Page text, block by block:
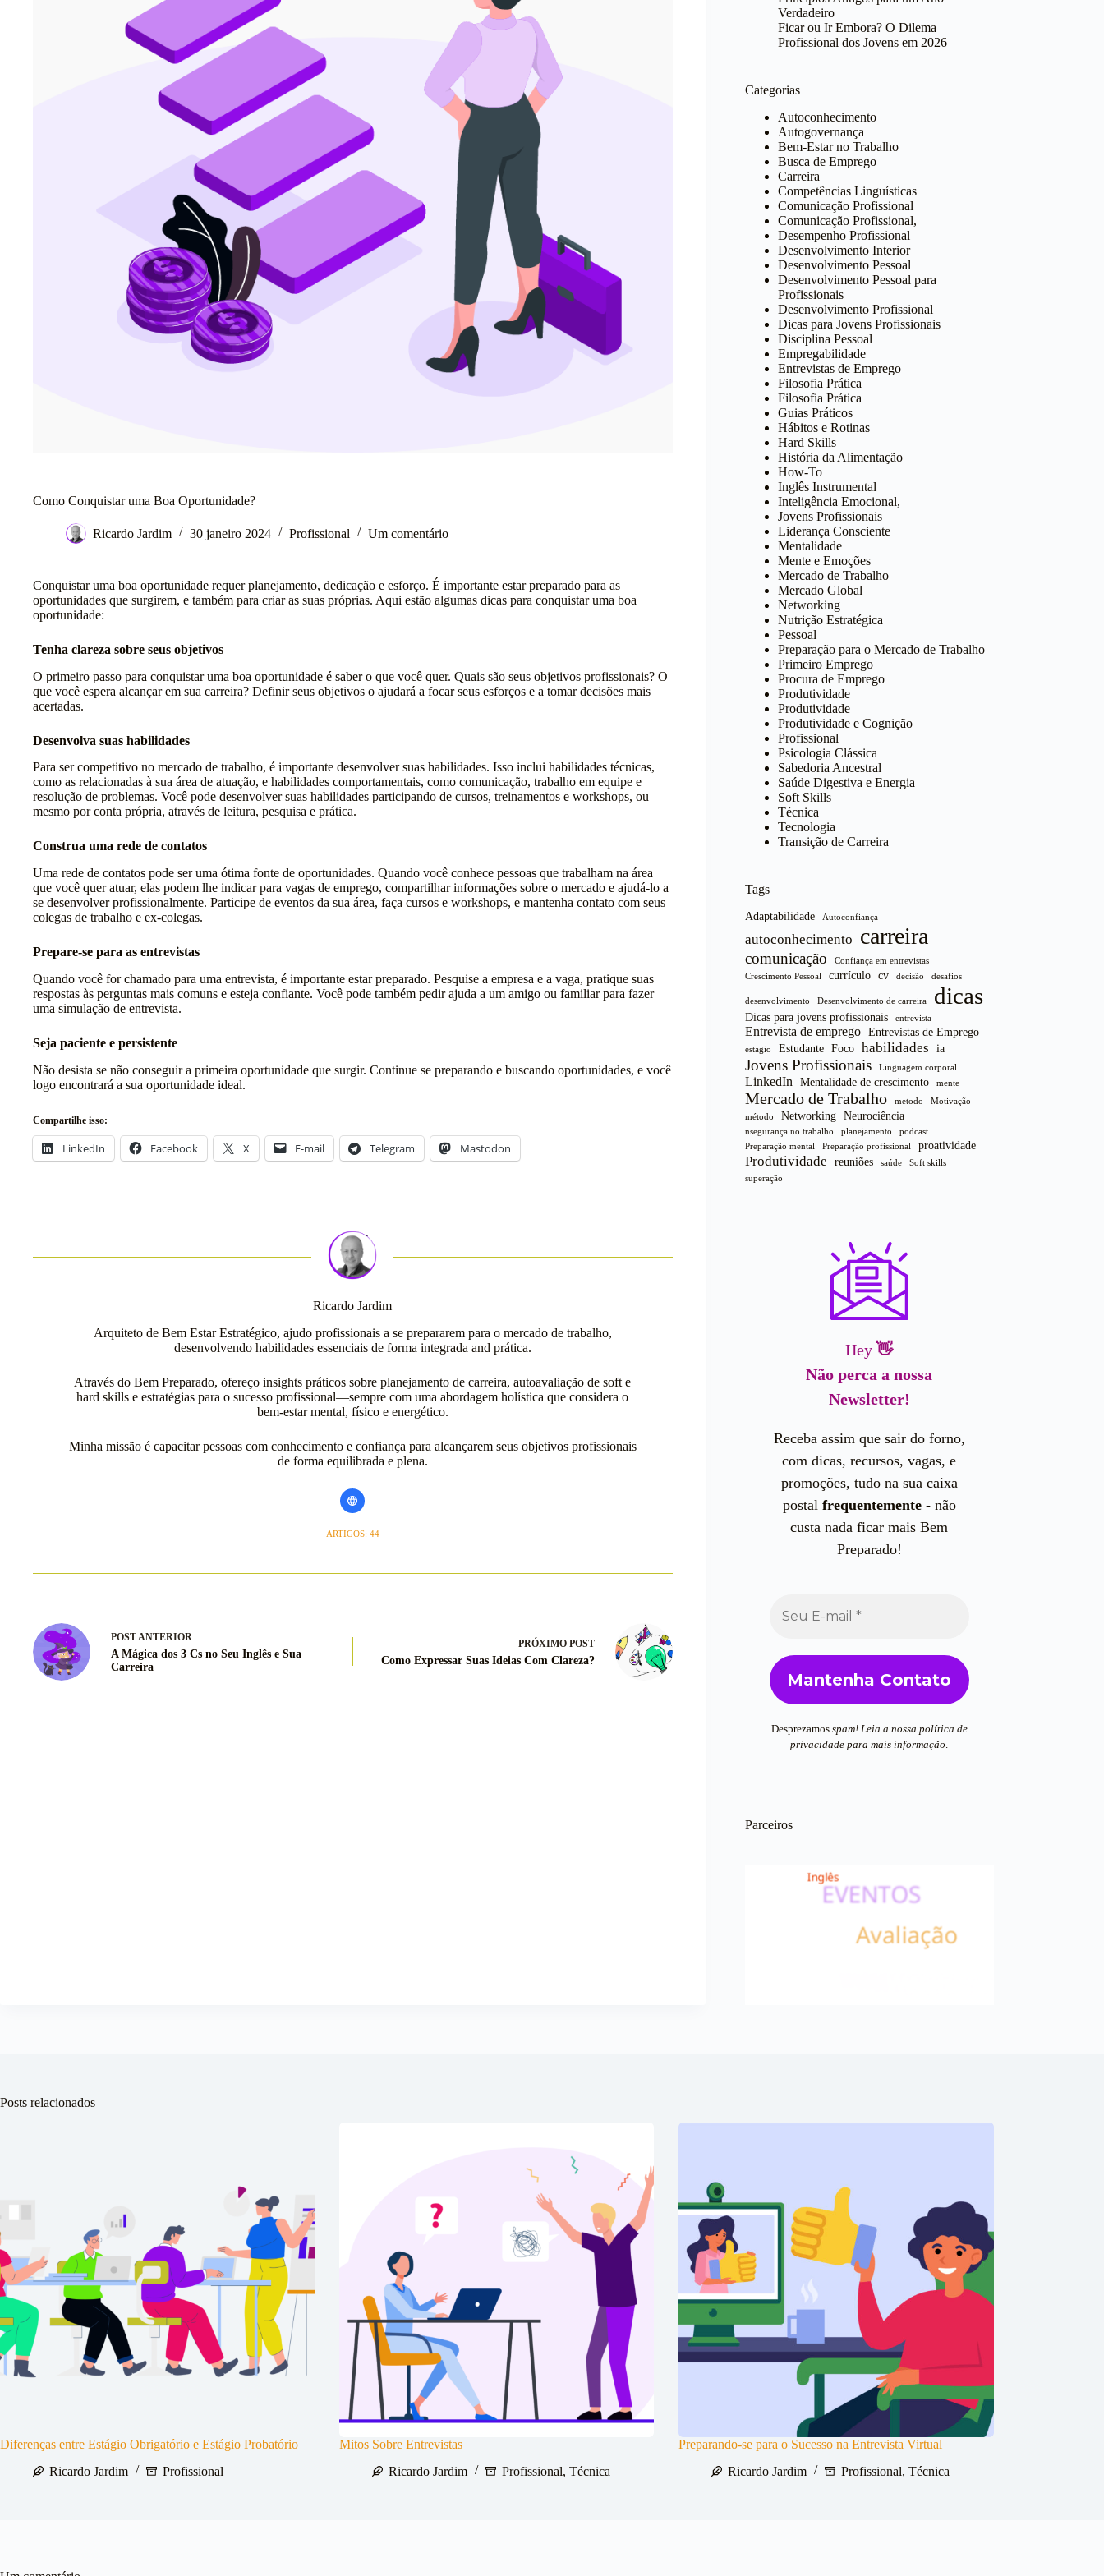
Como Conquistar uma Boa Oportunidade?
Ricardo Jardim 30 janeiro 2024 Profissional Um comentário
Conquistar uma boa oportunidade requer planejamento, dedicação e esforço. É importante estar preparado para as
oportunidades que surgirem, e também para criar as suas próprias. Aqui estão algumas dicas para conquistar uma boa
oportunidade:
Tenha clareza sobre seus objetivos
O primeiro passo para conquistar uma boa oportunidade é saber o que você quer. Quais são seus objetivos profissionais? O
que você espera alcançar em sua carreira? Definir seus objetivos o ajudará a focar seus esforços e a tomar decisões mais
acertadas.
Desenvolva suas habilidades
Para ser competitivo no mercado de trabalho, é importante desenvolver suas habilidades. Isso inclui habilidades técnicas,
como as relacionadas à sua área de atuação, e habilidades comportamentais, como comunicação, trabalho em equipe e
resolução de problemas. Você pode desenvolver suas habilidades participando de cursos, treinamentos e workshops, ou
mesmo por conta própria, através de leitura, pesquisa e prática.
Construa uma rede de contatos
Uma rede de contatos pode ser uma ótima fonte de oportunidades. Quando você conhece pessoas que trabalham na área
que você quer atuar, elas podem lhe indicar para vagas de emprego, compartilhar informações sobre o mercado e ajudá-lo a
se desenvolver profissionalmente. Participe de eventos da sua área, faça cursos e workshops, e mantenha contato com seus
colegas de trabalho e ex-colegas.
Prepare-se para as entrevistas
Quando você for chamado para uma entrevista, é importante estar preparado. Pesquise a empresa e a vaga, pratique suas
respostas às perguntas mais comuns e esteja confiante. Você pode também pedir ajuda a um amigo ou familiar para fazer
uma simulação de entrevista.
Seja paciente e persistente
Não desista se não conseguir a primeira oportunidade que surgir. Continue se preparando e buscando oportunidades, e você
logo encontrará a sua oportunidade ideal.
Compartilhe isso:
LinkedIn Facebook X E-mail Telegram Mastodon
Ricardo Jardim
Arquiteto de Bem Estar Estratégico, ajudo profissionais a se prepararem para o mercado de trabalho,
desenvolvendo habilidades essenciais de forma integrada and prática.
Através do Bem Preparado, ofereço insights práticos sobre planejamento de carreira, autoavaliação de soft e
hard skills e estratégias para o sucesso profissional—sempre com uma abordagem holística que considera o
bem-estar mental, físico e energético.
Minha missão é capacitar pessoas com conhecimento e confiança para alcançarem seus objetivos profissionais
de forma equilibrada e plena.
ARTIGOS: 44
POSTANTERIOR
A Mágica dos 3 Cs no Seu Inglês e Sua
Carreira
PRÓXIMO POST
Como Expressar Suas Ideias Com Clareza?
Verdadeiro
Ficar ou Ir Embora? O Dilema
Profissional dos Jovens em 2026
Categorias
Autoconhecimento
Autogovernança
Bem-Estar no Trabalho
Busca de Emprego
Carreira
Competências Linguísticas
Comunicação Profissional
Comunicação Profissional,
Desempenho Profissional
Desenvolvimento Interior
Desenvolvimento Pessoal
Desenvolvimento Pessoal para
Profissionais
Desenvolvimento Profissional
Dicas para Jovens Profissionais
Disciplina Pessoal
Empregabilidade
Entrevistas de Emprego
Filosofia Prática
Filosofia Prática
Guias Práticos
Hábitos e Rotinas
Hard Skills
História da Alimentação
How-To
Inglês Instrumental
Inteligência Emocional,
Jovens Profissionais
Liderança Consciente
Mentalidade
Mente e Emoções
Mercado de Trabalho
Mercado Global
Networking
Nutrição Estratégica
Pessoal
Preparação para o Mercado de Trabalho
Primeiro Emprego
Procura de Emprego
Produtividade
Produtividade
Produtividade e Cognição
Profissional
Psicologia Clássica
Sabedoria Ancestral
Saúde Digestiva e Energia
Soft Skills
Técnica
Tecnologia
Transição de Carreira
Tags
Adaptabilidade Autoconfiança
autoconhecimento carreira
comunicação
Confiança em entrevistas
Crescimento Pessoal
currículo cv decisão desafios
desenvolvimento Desenvolvimento de carreira dicas
Dicas para jovens profissionais entrevista
Entrevista de emprego Entrevistas de Emprego
estagio Estudante Foco habilidades ia
Jovens Profissionais Linguagem corporal
LinkedIn Mentalidade de crescimento mente
Mercado de Trabalho metodo
Motivação
método
Networking Neurociência
nsegurança no trabalho planejamento
podcast
Preparação mental
Preparação profissional proatividade
Produtividade reuniões saúde
Soft skills
superação
Hey 👋
Não perca a nossa
Newsletter!
Receba assim que sair do forno,
com dicas, recursos, vagas, e
promoções, tudo na sua caixa
postalfrequentemente- não
custa nada ficar mais Bem
Preparado!
Desprezamos spam! Leia a nossa política de
privacidade para mais informação.
Parceiros
Posts relacionados
Diferenças entre Estágio Obrigatório e Estágio Probatório
Ricardo Jardim
Profissional
Mitos Sobre Entrevistas
Ricardo Jardim
Profissional,Técnica
Preparando-se para o Sucesso na Entrevista Virtual
Ricardo Jardim
Profissional,Técnica